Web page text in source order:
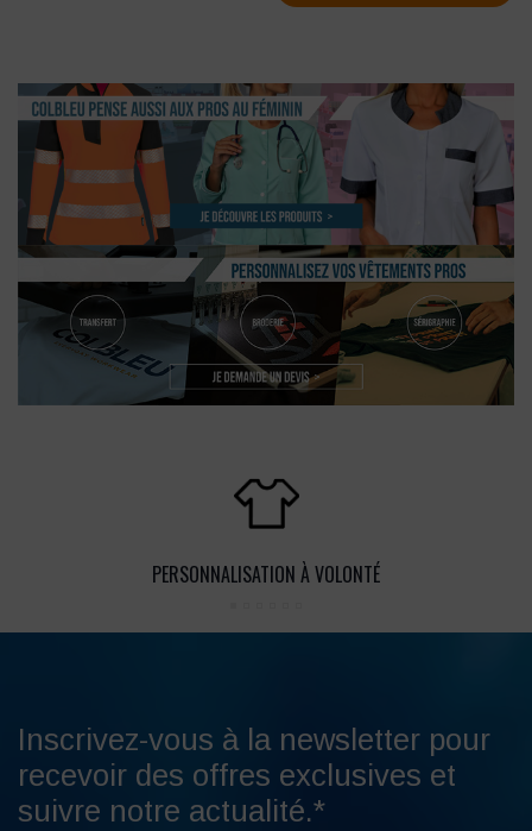
PERSONNALISATION À VOLONTÉ
Inscrivez-vous à la newsletter pour
recevoir des offres exclusives et
suivre notre actualité.*